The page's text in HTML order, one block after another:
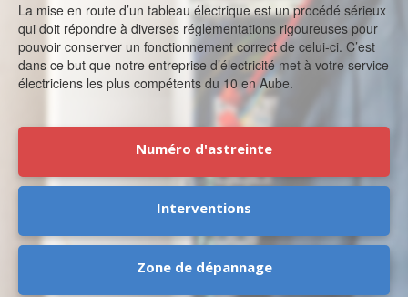
La mise en route d’un tableau électrique est un procédé sérieux
qui doit répondre à diverses réglementations rigoureuses pour
pouvoir conserver un fonctionnement correct de celui-ci. C’est
dans ce but que notre entreprise d’électricité met à votre service
électriciens les plus compétents du 10 en Aube.
Numéro d'astreinte
Interventions
Zone de dépannage